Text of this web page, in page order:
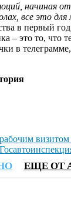
начиная от
все это
в первый
– это то,
в
ЕЩЕ ОТ